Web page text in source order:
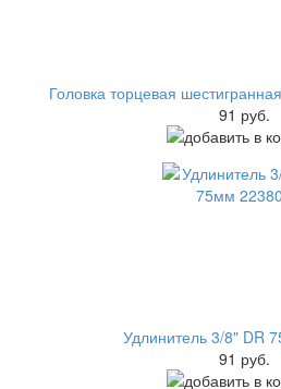
Головка торцевая
91 руб.
Удлинитель 3/8" DR
91 руб.